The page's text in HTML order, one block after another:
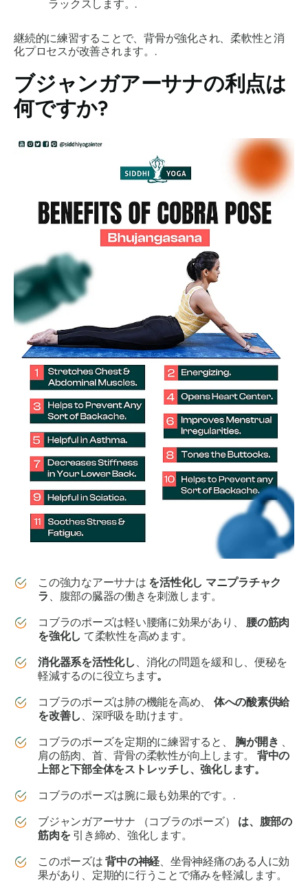
ラックスします。.
継続的に練習することで、背骨が強化され、柔軟性と消
化プロセスが改善されます。.
ブジャンガアーサナの利点は
何ですか?
この強力なアーサナは を活性化し マニプラチャク
ラ 、腹部の臓器の働きを刺激します。
コブラのポーズは軽い腰痛に効果があり、 腰の筋肉
を強化し て柔軟性を高めます。
消化器系を活性化し 、消化の問題を緩和し、便秘を
軽減するのに役立ちます。
コブラのポーズは肺の機能を高め、 体への酸素供給
を改善し 、深呼吸を助けます。
コブラのポーズを定期的に練習すると、 胸が開き 、
肩の筋肉、首、背骨の柔軟性が向上します。 背中の
上部と下部全体をストレッチし、強化します。
コブラのポーズは腕に最も効果的です。.
ブジャンガアーサナ （コブラのポーズ） は、腹部の
筋肉を 引き締め、強化します。
このポーズは 背中の神経、坐骨神経痛のある人に効
果があり、定期的に行うことで痛みを軽減します。